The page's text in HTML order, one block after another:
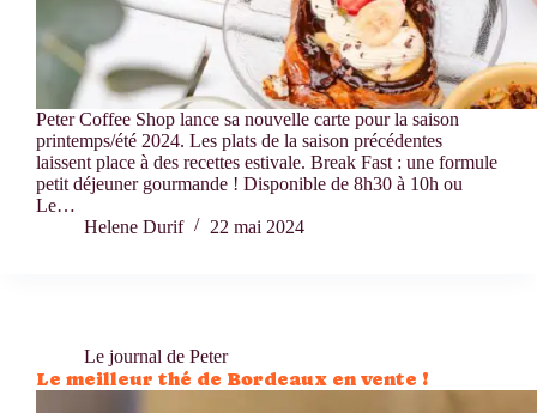
Peter Coffee Shop lance sa nouvelle carte pour la saison
printemps/été 2024. Les plats de la saison précédentes
laissent place à des recettes estivale. Break Fast : une formule
petit déjeuner gourmande ! Disponible de 8h30 à 10h ou
Le…
Helene Durif
22 mai 2024
Le journal de Peter
Le meilleur thé de Bordeaux en vente !